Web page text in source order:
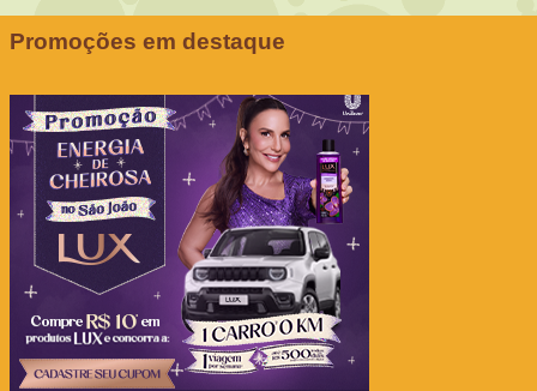
Promoções em destaque